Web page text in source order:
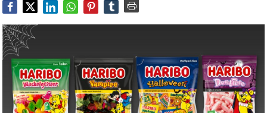
Service
e
tutte
le
novità
del
comparto